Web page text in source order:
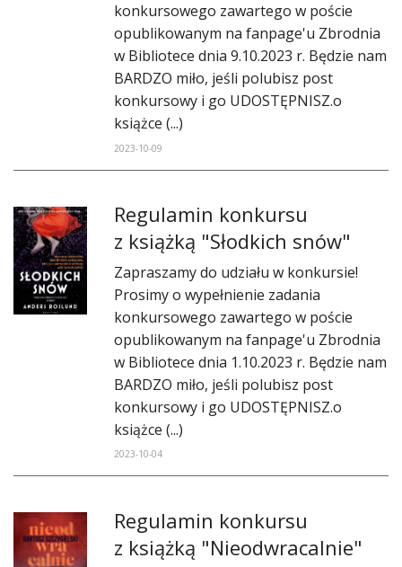
konkursowego zawartego w poście
opublikowanym na fanpage'u Zbrodnia
w Bibliotece dnia 9.10.2023 r. Będzie nam
BARDZO miło, jeśli polubisz post
konkursowy i go UDOSTĘPNISZ.o
książce (...)
2023-10-09
Regulamin konkursu
z książką "Słodkich snów"
Zapraszamy do udziału w konkursie!
Prosimy o wypełnienie zadania
konkursowego zawartego w poście
opublikowanym na fanpage'u Zbrodnia
w Bibliotece dnia 1.10.2023 r. Będzie nam
BARDZO miło, jeśli polubisz post
konkursowy i go UDOSTĘPNISZ.o
książce (...)
2023-10-04
Regulamin konkursu
z książką "Nieodwracalnie"